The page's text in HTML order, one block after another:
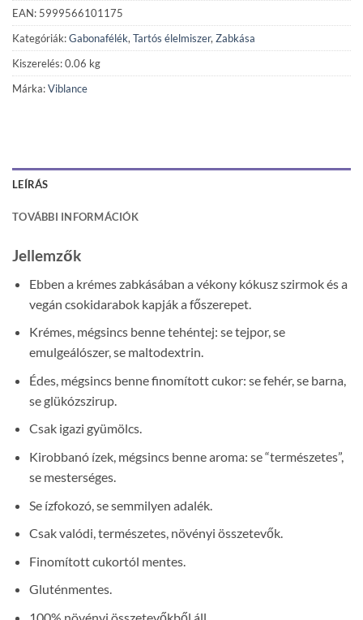
EAN: 5999566101175
Kategóriák:Gabonafélék,Tartós élelmiszer,Zabkása
Kiszerelés: 0.06 kg
Márka:Viblance
LEÍRÁS
TOVÁBBI INFORMÁCIÓK
Jellemzők
Ebben a krémes zabkásában a vékony kókusz szirmok és a
vegán csokidarabok kapják a főszerepet.
Krémes, mégsincs benne tehéntej: se tejpor, se
emulgeálószer, se maltodextrin.
Édes, mégsincs benne finomított cukor: se fehér, se barna,
se glükózszirup.
Csak igazi gyümölcs.
Kirobbanó ízek, mégsincs benne aroma: se “természetes”,
se mesterséges.
Se ízfokozó, se semmilyen adalék.
Csak valódi, természetes, növényi összetevők.
Finomított cukortól mentes.
Gluténmentes.